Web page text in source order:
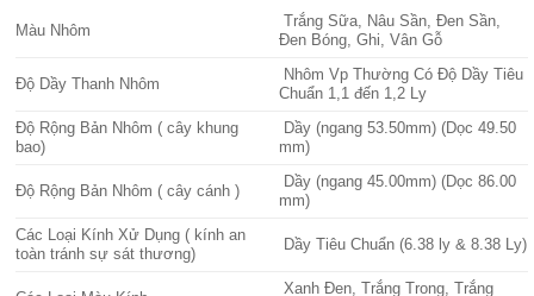
Màu Nhôm
Trắng Sữa, Nâu Sần, Đen Sần,
Đen Bóng, Ghi, Vân Gỗ
Độ Dầy Thanh Nhôm
Nhôm Vp Thường Có Độ Dầy Tiêu
Chuẩn 1,1 đến 1,2 Ly
Độ Rộng Bản Nhôm ( cây khung
bao)
Dầy (ngang 53.50mm) (Dọc 49.50
mm)
Độ Rộng Bản Nhôm ( cây cánh )
Dầy (ngang 45.00mm) (Dọc 86.00
mm)
Các Loại Kính Xử Dụng ( kính an
toàn tránh sự sát thương)
Dầy Tiêu Chuẩn (6.38 ly & 8.38 Ly)
Xanh Đen, Trắng Trong, Trắng